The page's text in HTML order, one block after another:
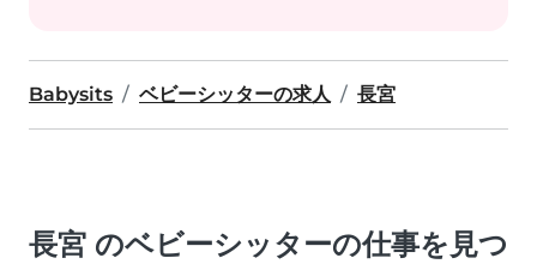
Babysits ベビーシッターの求人 長宮
長宮 のベビーシッターの仕事を見つ